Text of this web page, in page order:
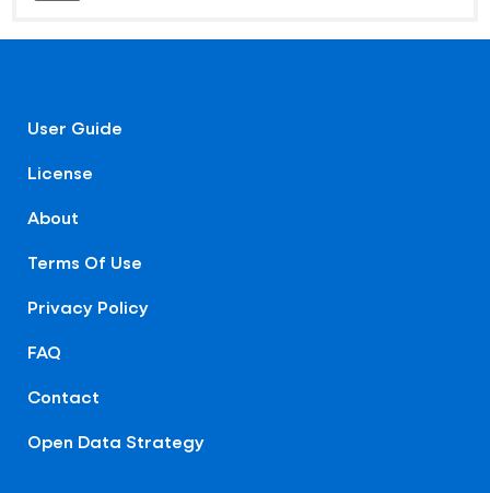
User Guide
License
About
Terms Of Use
Privacy Policy
FAQ
Contact
Open Data Strategy